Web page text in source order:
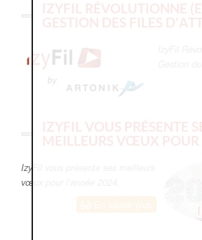
IZYFIL RÉVOLUTIONNE
GESTION DES FILES
IZYFIL VOUS PRÉSENTE
MEILLEURS VŒUX
IzyFil vous présente ses meilleurs
vœux pour l’année 2024.